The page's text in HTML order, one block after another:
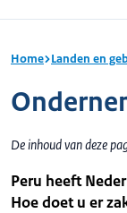
Home Landen en
De inhoud van deze
Peru heeft
Hoe doet u er